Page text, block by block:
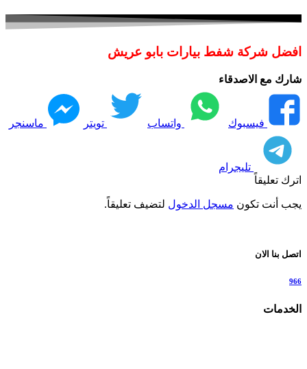
افضل شركة شفط بيارات بابو عريش
شارك مع الاصدقاء
فيسبوك واتساب تويتر ماسنجر
تليجرام
اترك تعليقاً
يجب أنت تكون مسجل الدخول لتضيف تعليقاً.
اتصل بنا الان
966
الخدمات